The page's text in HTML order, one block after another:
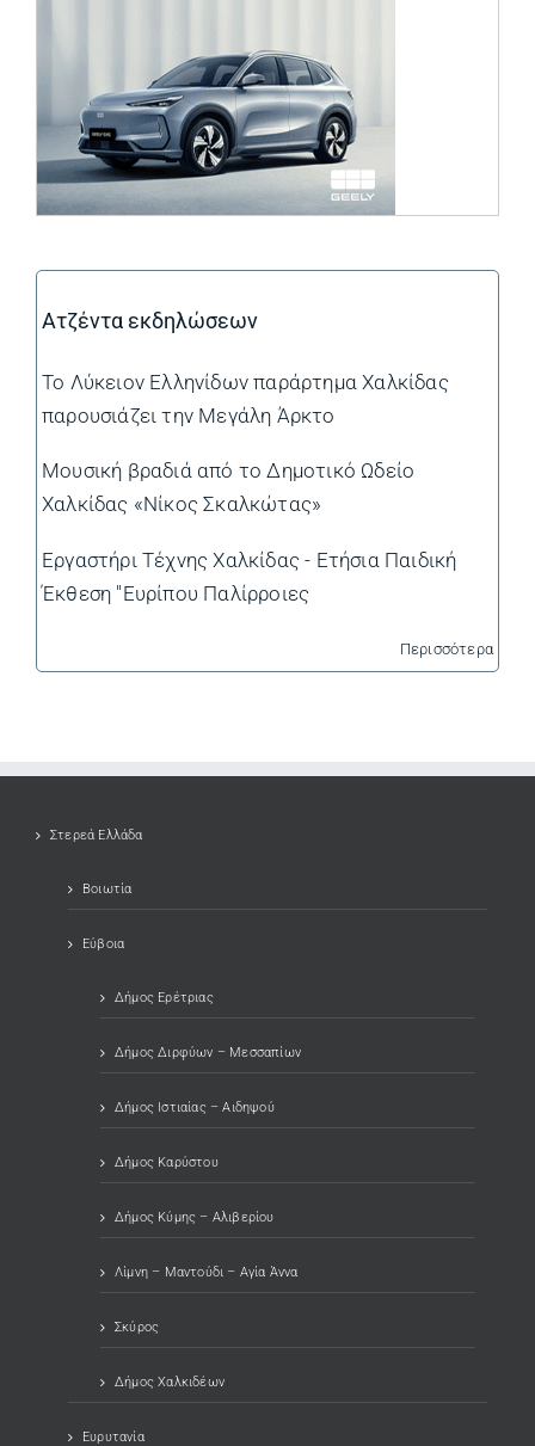
Ατζέντα εκδηλώσεων
Το Λύκειον Ελληνίδων παράρτημα Χαλκίδας
παρουσιάζει την Μεγάλη Άρκτο
Μουσική βραδιά από το Δημοτικό Ωδείο
Χαλκίδας «Νίκος Σκαλκώτας»
Εργαστήρι Τέχνης Χαλκίδας - Ετήσια Παιδική
Έκθεση "Ευρίπου Παλίρροιες
Περισσότερα
Στερεά Ελλάδα
Βοιωτία
Εύβοια
Δήμος Ερέτριας
Δήμος Διρφύων – Μεσσαπίων
Δήμος Ιστιαίας – Αιδηψού
Δήμος Καρύστου
Δήμος Κύμης – Αλιβερίου
Λίμνη – Μαντούδι – Αγία Άννα
Σκύρος
Δήμος Χαλκιδέων
Ευρυτανία